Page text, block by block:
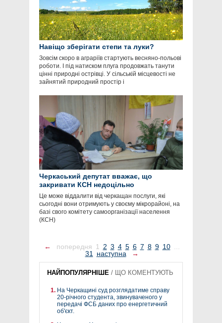
Навіщо зберігати степи та луки?
Зовсім скоро в аграріїв стартують весняно-польові
роботи. І під натиском плуга продовжать танути
цінні природні острівці. У сільській місцевості не
зайнятий природний простір і
Черкаський депутат вважає, що
закривати КСН недоцільно
Це може віддалити від черкащан послуги, які
сьогодні вони отримують у своєму мікрорайоні, на
базі свого комітету самоорганізації населення
(КСН)
← попередня 1 2 3 4 5 6 7 8 9 10 ...
31 наступна →
НАЙПОПУЛЯРНІШЕ / ЩО КОМЕНТУЮТЬ
На Черкащині суд розглядатиме справу
20-річного студента, звинуваченого у
передачі ФСБ даних про енергетичний
об'єкт.